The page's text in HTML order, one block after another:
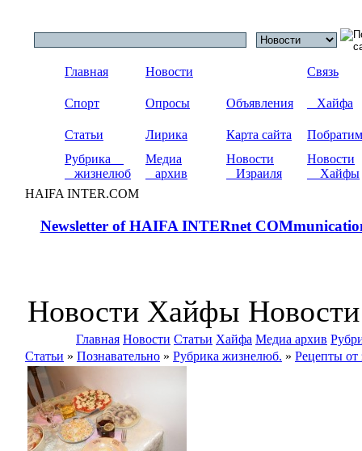
Главная Новости Связь
Спорт Опросы Объявления Хайфа
Статьи Лирика Карта сайта
Рубрика
жизнелюб
Медиа
архив
Новости
Израиля
Новости
Хайфы
HAIFA INTER.COM
Newsletter of HAIFA INTERnet
Новости Хайфы
Главная Новости Статьи Хайфа Медиа архив
Статьи » Познавательно » Рубрика жизнелюб. » Рецепты